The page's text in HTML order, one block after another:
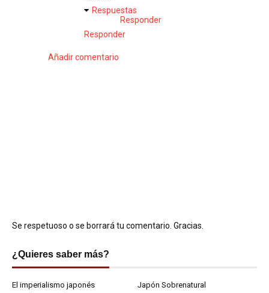
Respuestas
Responder
Responder
Añadir comentario
Se respetuoso o se borrará tu comentario. Gracias.
¿Quieres saber más?
El imperialismo japonés
Japón Sobrenatural